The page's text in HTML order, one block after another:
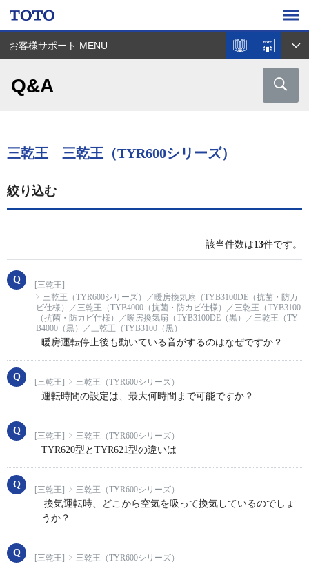
お客様サポート MENU
Q&A
三乾王 三乾王（TYR600シリーズ）
絞り込む
該当件数は13件です。
[三乾王]
三乾王（TYR600シリーズ）／暖房換気扇（TYB3100DE（抗菌・防カ
ビ仕様）／三乾王（TYB4000（抗菌・防カビ仕様）／三乾王（TYB3100
（抗菌・防カビ仕様）／暖房換気扇（TYB3100DE（黒）／三乾王（TY
B4000（黒）／三乾王（TYB3100（黒）
暖房運転停止後も動いている音がするのはなぜですか？
[三乾王] 三乾王（TYR600シリーズ）
運転時間の設定は、最大何時間まで可能ですか？
[三乾王] 三乾王（TYR600シリーズ）
TYR620型とTYR621型の違いは
[三乾王] 三乾王（TYR600シリーズ）
換気運転時、どこから空気を吸って換気しているのでしょ
うか？
[三乾王] 三乾王（TYR600シリーズ）